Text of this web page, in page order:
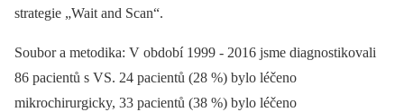
strategie „Wait and Scan“.
Soubor a metodika: V období 1999 -⁠ 2016 jsme diagnostikovali
86 pacientů s VS. 24 pacientů (28 %) bylo léčeno
mikrochirurgicky, 33 pacientů (38 %) bylo léčeno